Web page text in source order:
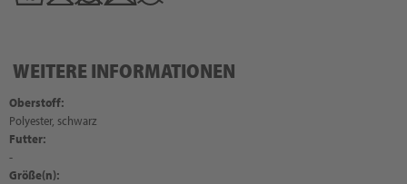
WEITERE INFORMATIONEN
Oberstoff:
Polyester, schwarz
Futter:
-
Größe(n):